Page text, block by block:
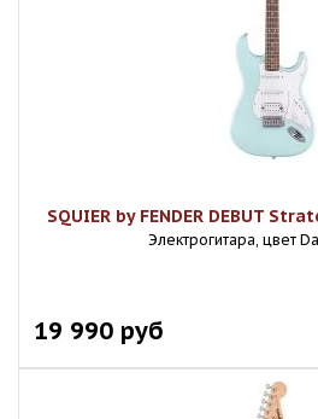
SQUIER by FENDER DEBUT
Электрогитара, цвет
19 990 руб